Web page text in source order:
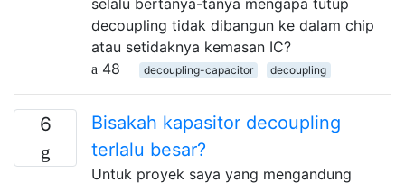
selalu bertanya-tanya mengapa tutup
decoupling tidak dibangun ke dalam chip
atau setidaknya kemasan IC?
48
decoupling-capacitor decoupling
6
Bisakah kapasitor decoupling
terlalu besar?
Untuk proyek saya yang mengandung